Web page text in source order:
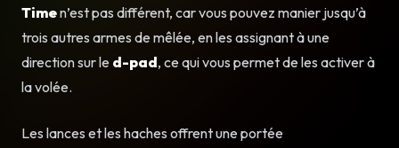
Timen’est pas différent, car vous pouvez manier jusqu’à
trois autres armes de mêlée, en les assignant à une
direction sur le d-pad, ce qui vous permet de les activer à
la volée.
Les lances et les haches offrent une portée